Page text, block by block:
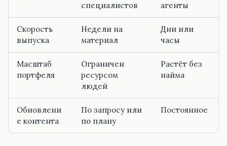
специалистов
агенты
Скорость
выпуска
Недели на
материал
Дни или
часы
Масштаб
портфеля
Ограничен
ресурсом
людей
Растёт без
найма
Обновлени
е контента
По запросу или
по плану
Постоянное